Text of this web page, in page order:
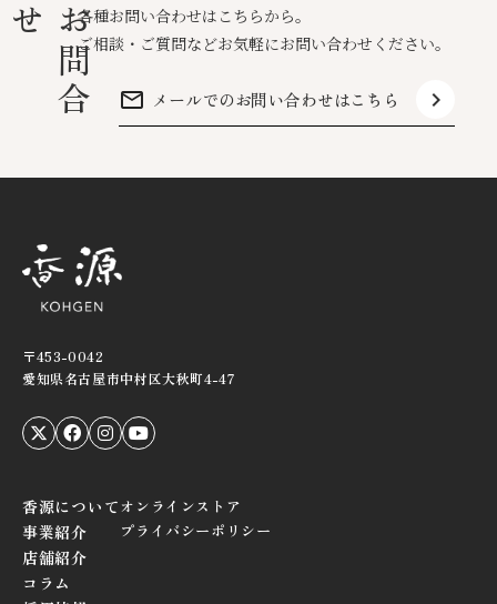
お
問
合
せ
各種お問い合わせはこちらから。
ご相談・ご質問などお気軽にお問い合わせください。
mail_outline メールでのお問い合わせはこちら keyboard_arrow_right
〒453-0042
愛知県名古屋市中村区大秋町4-47
香源について
事業紹介
店舗紹介
コラム
オンラインストア
プライバシーポリシー